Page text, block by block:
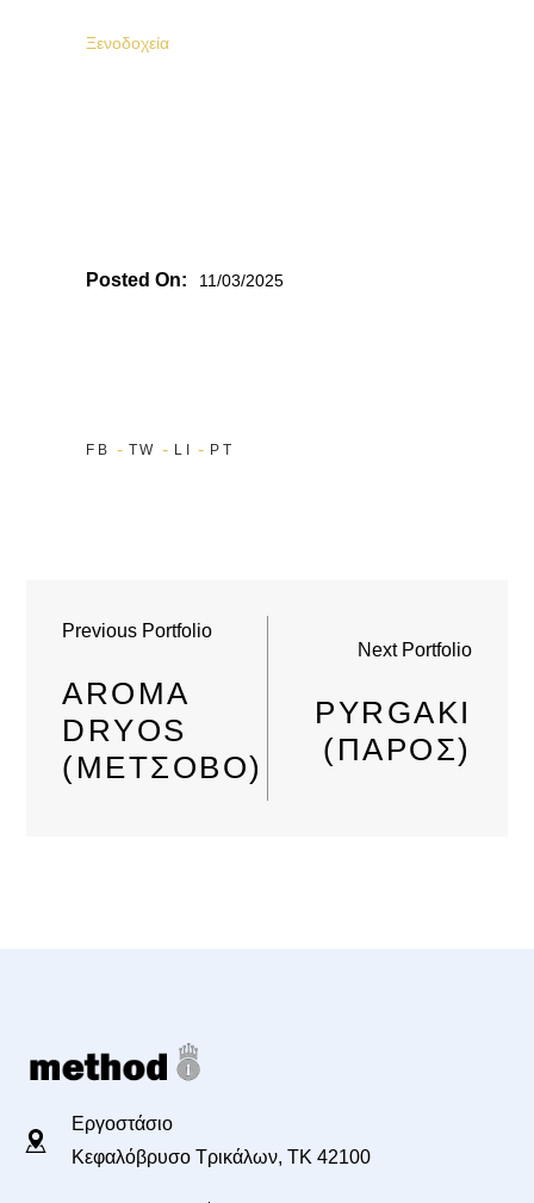
Ξενοδοχεία
Posted On: 11/03/2025
FB TW LI PT
Previous Portfolio
AROMA
DRYOS
(ΜΈΤΣΟΒΟ)
Next Portfolio
PYRGAKI
(ΠΆΡΟΣ)
Εργοστάσιο
Κεφαλόβρυσο Τρικάλων, TK 42100